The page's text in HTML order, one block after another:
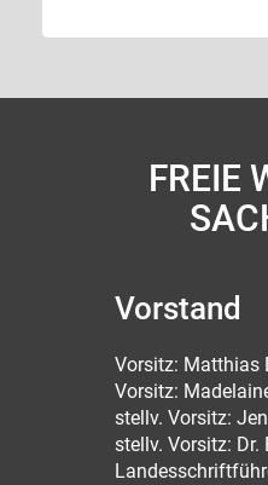
FREIE
Vorstand
Vorsitz: Matthias
Vorsitz:
stellv. Vorsitz:
stellv. Vorsitz: Dr.